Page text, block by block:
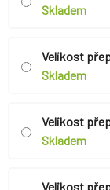
Skladem
Velikost
Skladem
Velikost
Skladem
Velikost